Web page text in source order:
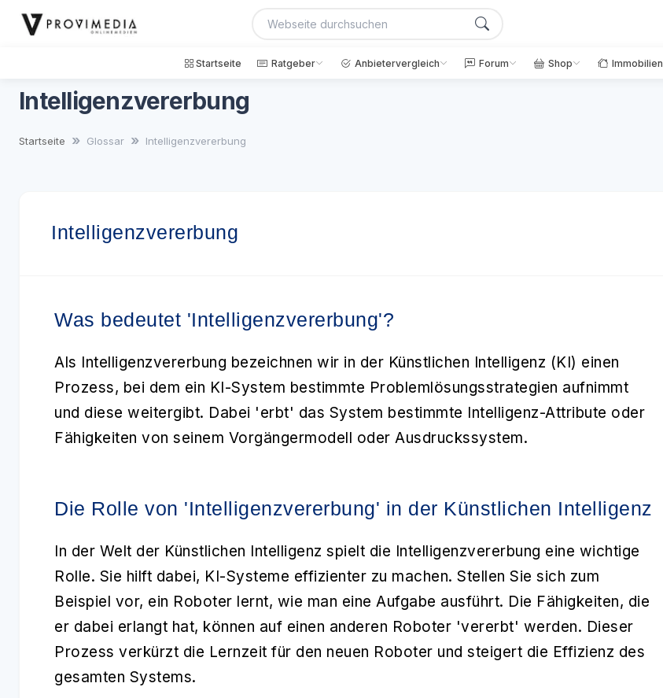
Startseite Ratgeber Anbietervergleich Forum Shop Immobilien
Intelligenzvererbung
Startseite Glossar Intelligenzvererbung
Intelligenzvererbung
Was bedeutet 'Intelligenzvererbung'?
Als Intelligenzvererbung bezeichnen wir in der Künstlichen Intelligenz (KI) einen
Prozess, bei dem ein KI-System bestimmte Problemlösungsstrategien aufnimmt
und diese weitergibt. Dabei 'erbt' das System bestimmte Intelligenz-Attribute oder
Fähigkeiten von seinem Vorgängermodell oder Ausdruckssystem.
Die Rolle von 'Intelligenzvererbung' in der Künstlichen Intelligenz
In der Welt der Künstlichen Intelligenz spielt die Intelligenzvererbung eine wichtige
Rolle. Sie hilft dabei, KI-Systeme effizienter zu machen. Stellen Sie sich zum
Beispiel vor, ein Roboter lernt, wie man eine Aufgabe ausführt. Die Fähigkeiten, die
er dabei erlangt hat, können auf einen anderen Roboter 'vererbt' werden. Dieser
Prozess verkürzt die Lernzeit für den neuen Roboter und steigert die Effizienz des
gesamten Systems.